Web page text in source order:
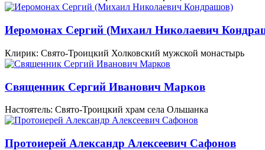
Иеромонах Сергий (Михаил Николаевич
Клирик: Свято-Троицкий Холковский мужской монастырь
Священник Сергий Иванович Марков
Настоятель: Свято-Троицкий храм села Ольшанка
Протоиерей Александр Алексеевич Сафонов